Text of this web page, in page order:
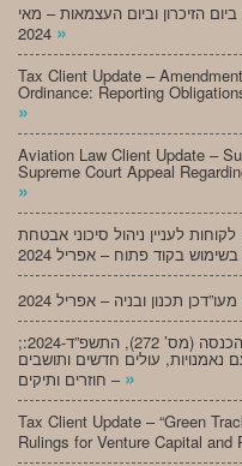
הזיכרון וביום העצמאות – מאי
»
Tax Client Update –
Ordinance: Reporting
»
Aviation Law Client Update –
Supreme Court Appeal
»
לעניין ניהול סיכוני אבטחת
;מעו”דכן מיסים – חוק לתיקון פקודת מס הכנסה (מס’ 272), התשפ”ד-2024:
נאמנויות, עולים חדשים ותושבים
חוזרים ותיקים – »
Tax Client Update – “Green
Rulings for Venture Capital